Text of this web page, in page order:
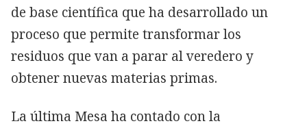
de base científica que ha desarrollado un
proceso que permite transformar los
residuos que van a parar al veredero y
obtener nuevas materias primas.
La última Mesa ha contado con la